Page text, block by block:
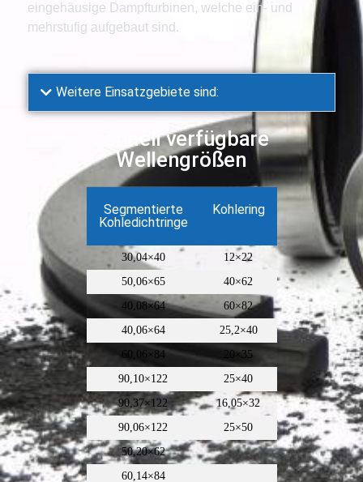
eingehäusige Dampfturbinen, welche ein- und
mehrstufig aufgebaut sind.
Weitere Einsatzgebiete sind:
schnell verfügbare
Wellengrößen
Segmentierte
Kohledichtringe
Kohlering
30,04×40
12×22
50,06×65
40×62
40,08×64
60×82
40,06×64
25,2×40
60,06×84
20×35
90,10×122
25×40
90,37×122
16,05×32
90,06×122
25×50
50,20×62
60,14×84